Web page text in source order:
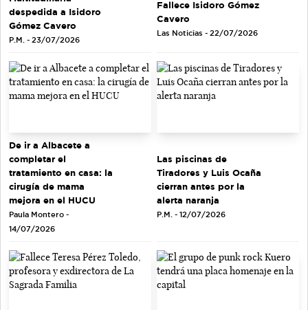
despedida a Isidoro
Gómez Cavero
P.M. - 23/07/2026
Fallece Isidoro Gómez
Cavero
Las Noticias - 22/07/2026
De ir a Albacete a
completar el
tratamiento en casa: la
cirugía de mama
mejora en el HUCU
Paula Montero -
14/07/2026
Las piscinas de
Tiradores y Luis Ocaña
cierran antes por la
alerta naranja
P.M. - 12/07/2026